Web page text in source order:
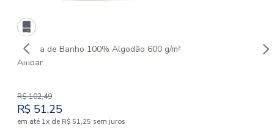
Toalha de Banho 100% Algodão 600 g/m²
Âmbar
R$102,49
R$ 51,25
em até 1x de R$ 51,25 sem juros